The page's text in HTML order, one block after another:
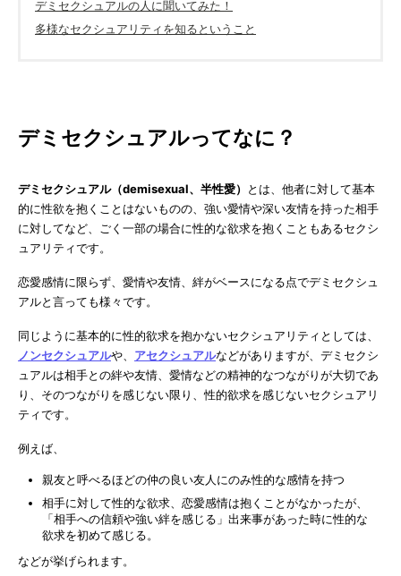
デミセクシュアルの人に聞いてみた！
多様なセクシュアリティを知るということ
デミセクシュアルってなに？
デミセクシュアル（demisexual、半性愛）
とは、他者に対して基本
的に性欲を抱くことはないものの、強い愛情や深い友情を持った相手
に対してなど、ごく一部の場合に性的な欲求を抱くこともあるセクシ
ュアリティです。
恋愛感情に限らず、愛情や友情、絆がベースになる点でデミセクシュ
アルと言っても様々です。
同じように基本的に性的欲求を抱かないセクシュアリティとしては、
ノンセクシュアルや、 アセクシュアルなどがありますが、デミセクシ
ュアルは相手との絆や友情、愛情などの精神的なつながりが大切であ
り、そのつながりを感じない限り、性的欲求を感じないセクシュアリ
ティです。
例えば、
親友と呼べるほどの仲の良い友人にのみ性的な感情を持つ
相手に対して性的な欲求、恋愛感情は抱くことがなかったが、
「相手への信頼や強い絆を感じる」出来事があった時に性的な
欲求を初めて感じる。
などが挙げられます。